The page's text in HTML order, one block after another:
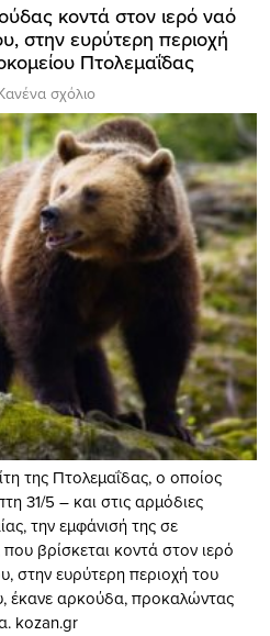
κοντά στον ιερό ναό
στην ευρύτερη περιοχή
Πτολεμαΐδας
σχόλιο
της Πτολεμαΐδας, ο οποίος
31/5 – και στις αρμόδιες
την εμφάνισή της σε
βρίσκεται κοντά στον ιερό
στην ευρύτερη περιοχή του
έκανε αρκούδα, προκαλώντας
kozan.gr